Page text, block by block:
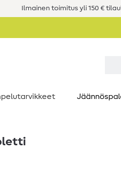
Ilmainen toimitus yli 150 €